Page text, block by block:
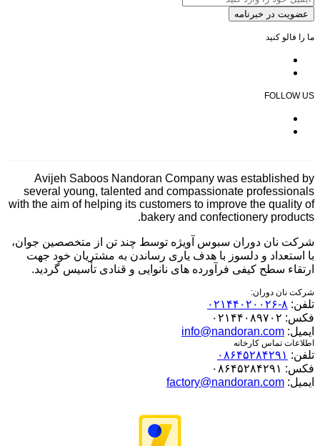
عضویت در خبرنامه
ما را فالو کنید
FOLLOW US
Avijeh Saboos Nandoran Company was established by
several young, talented and compassionate professionals
with the aim of helping its customers to improve the quality of
bakery and confectionery products.
شرکت نان دوران سبوس آویژه توسط چند تن از متخصصین جوان،
با استعداد و دلسوز با هدف یاری رساندن به مشتریان خود جهت
ارتقاء سطح کیفی فرآورده های نانوایی و قنادی تأسیس گردید.
شرکت نان دوران:
تلفن: ۸-۰۲۱۴۴۰۲۰۰۲۶
فکس: ۰۲۱۴۴۰۸۹۷۰۲
ایمیل: info@nandoran.com
اطلاعات تماس کارخانه
تلفن: ۰۸۶۴۵۲۸۴۲۹۱
فکس: ۰۸۶۴۵۲۸۴۲۹۱
ایمیل: factory@nandoran.com